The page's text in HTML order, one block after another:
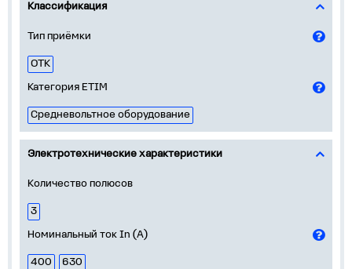
Классификация
Тип приёмки
ОТК
Категория ETIM
Средневольтное оборудование
Электротехнические характеристики
Количество полюсов
3
Номинальный ток In (А)
400
630